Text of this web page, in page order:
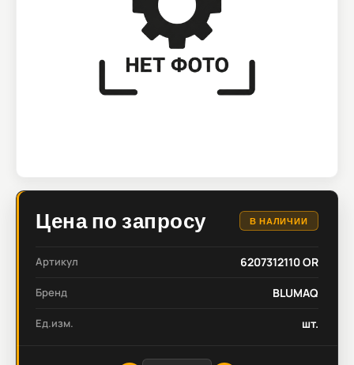
Цена по запросу В НАЛИЧИИ
Артикул 6207312110 OR
Бренд BLUMAQ
Ед.изм. шт.